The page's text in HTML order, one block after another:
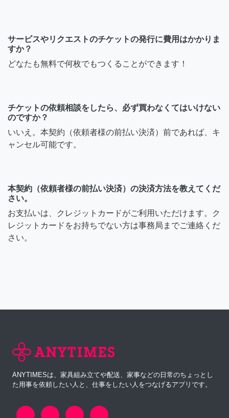
サービスやリクエストのチケットの発行に費用はかかりま
すか？
どなたも無料で何枚でもつくることができます！
チケットの依頼相談をしたら、必ず買わなくてはいけない
のですか？
いいえ。本契約（依頼者様の前払い決済）前であれば、キ
ャンセル可能です。
本契約（依頼者様の前払い決済）の決済方法を教えてくだ
さい。
お支払いは、クレジットカードがご利用いただけます。ク
レジットカードをお持ちでない方は事務局までご連絡くだ
さい。
ANYTIMESは、家具組み立てや配送、家事などの日常のちょっとし
た用事を依頼したい人と、仕事をしたい人をつなげるアプリです。